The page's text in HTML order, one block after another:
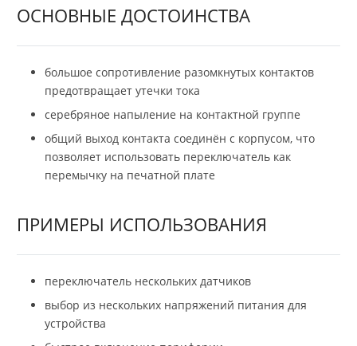
ОСНОВНЫЕ ДОСТОИНСТВА
большое сопротивление разомкнутых контактов
предотвращает утечки тока
серебряное напыление на контактной группе
общий выход контакта соединён с корпусом, что
позволяет использовать переключатель как
перемычку на печатной плате
ПРИМЕРЫ ИСПОЛЬЗОВАНИЯ
переключатель нескольких датчиков
выбор из нескольких напряжений питания для
устройства